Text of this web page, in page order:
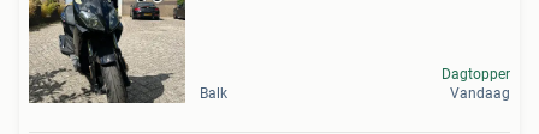
Balk
Dagtopper
Vandaag